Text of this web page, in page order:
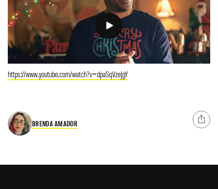
https://www.youtube.com/watch?v=dpaSqVzeJgY
BRENDA AMADOR